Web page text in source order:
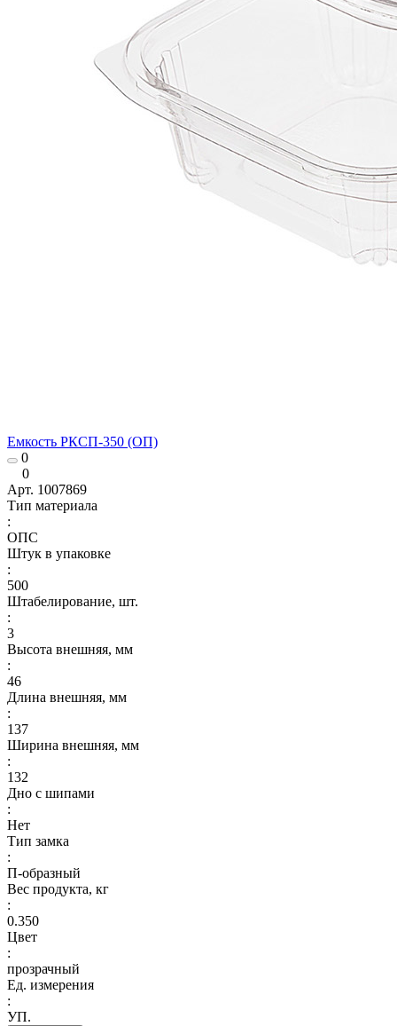
Емкость РКСП-350 (ОП)
0
0
Арт. 1007869
Тип материала
:
ОПС
Штук в упаковке
:
500
Штабелирование, шт.
:
3
Высота внешняя, мм
:
46
Длина внешняя, мм
:
137
Ширина внешняя, мм
:
132
Дно с шипами
:
Нет
Тип замка
:
П-образный
Вес продукта, кг
:
0.350
Цвет
:
прозрачный
Ед. измерения
:
УП.